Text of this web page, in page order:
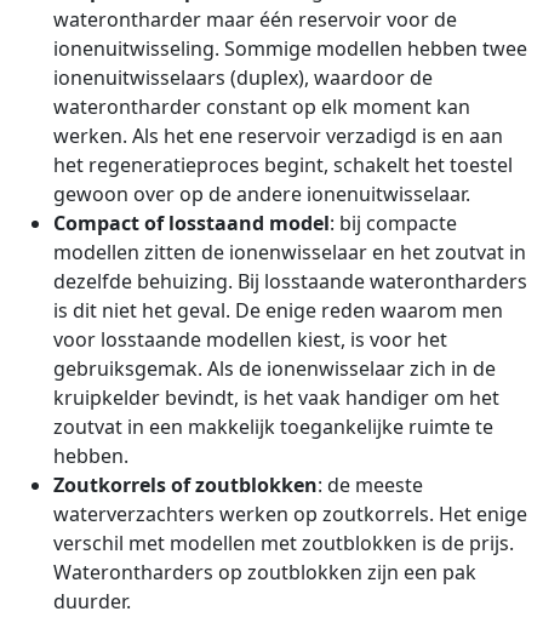
waterontharder maar één reservoir voor de
ionenuitwisseling. Sommige modellen hebben twee
ionenuitwisselaars (duplex), waardoor de
waterontharder constant op elk moment kan
werken. Als het ene reservoir verzadigd is en aan
het regeneratieproces begint, schakelt het toestel
gewoon over op de andere ionenuitwisselaar.
Compact of losstaand model: bij compacte
modellen zitten de ionenwisselaar en het zoutvat in
dezelfde behuizing. Bij losstaande waterontharders
is dit niet het geval. De enige reden waarom men
voor losstaande modellen kiest, is voor het
gebruiksgemak. Als de ionenwisselaar zich in de
kruipkelder bevindt, is het vaak handiger om het
zoutvat in een makkelijk toegankelijke ruimte te
hebben.
Zoutkorrels of zoutblokken: de meeste
waterverzachters werken op zoutkorrels. Het enige
verschil met modellen met zoutblokken is de prijs.
Waterontharders op zoutblokken zijn een pak
duurder.